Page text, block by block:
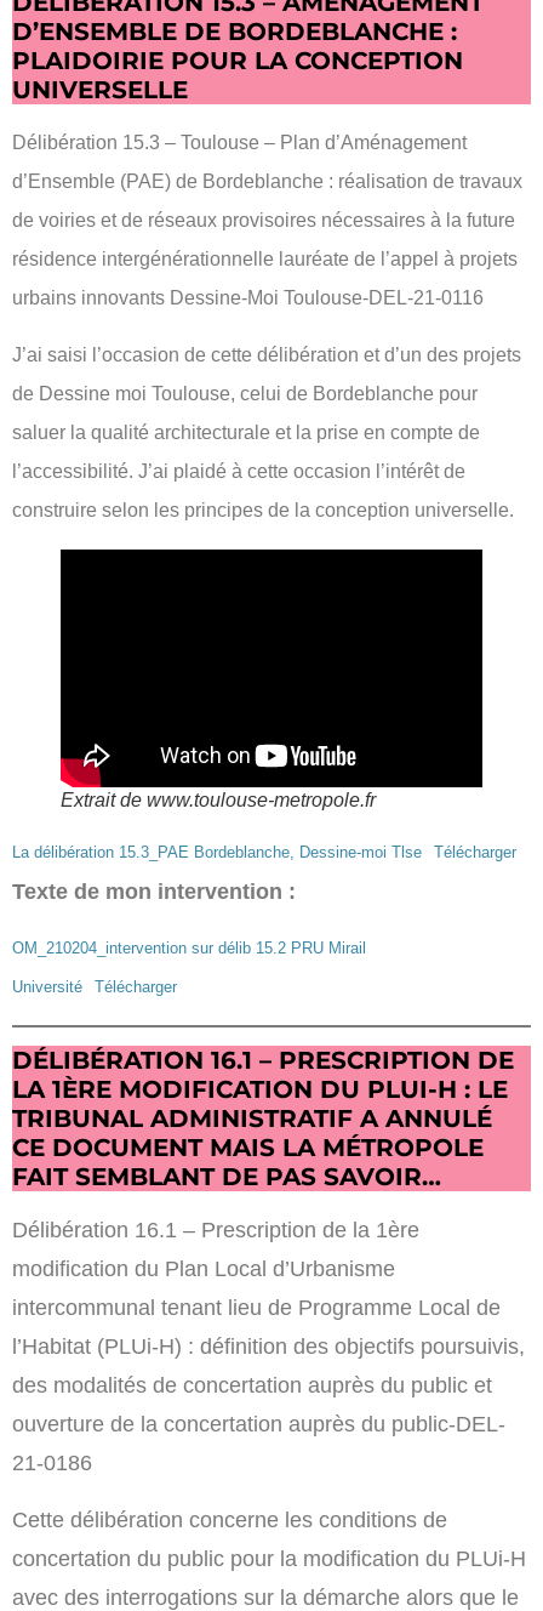
D’ENSEMBLE DE BORDEBLANCHE :
PLAIDOIRIE POUR LA CONCEPTION
UNIVERSELLE
Délibération 15.3 – Toulouse – Plan d’Aménagement
d’Ensemble (PAE) de Bordeblanche : réalisation de travaux
de voiries et de réseaux provisoires nécessaires à la future
résidence intergénérationnelle lauréate de l’appel à projets
urbains innovants Dessine-Moi Toulouse-DEL-21-0116
J’ai saisi l’occasion de cette délibération et d’un des projets
de Dessine moi Toulouse, celui de Bordeblanche pour
saluer la qualité architecturale et la prise en compte de
l’accessibilité. J’ai plaidé à cette occasion l’intérêt de
construire selon les principes de la conception universelle.
Extrait de www.toulouse-metropole.fr
La délibération 15.3_PAE Bordeblanche, Dessine-moi Tlse Télécharger
Texte de mon intervention :
OM_210204_intervention sur délib 15.2 PRU Mirail
Université Télécharger
DÉLIBÉRATION 16.1 – PRESCRIPTION DE
LA 1ÈRE MODIFICATION DU PLUI-H : LE
TRIBUNAL ADMINISTRATIF A ANNULÉ
CE DOCUMENT MAIS LA MÉTROPOLE
FAIT SEMBLANT DE PAS SAVOIR…
Délibération 16.1 – Prescription de la 1ère
modification du Plan Local d’Urbanisme
intercommunal tenant lieu de Programme Local de
l’Habitat (PLUi-H) : définition des objectifs poursuivis,
des modalités de concertation auprès du public et
ouverture de la concertation auprès du public-DEL-
21-0186
Cette délibération concerne les conditions de
concertation du public pour la modification du PLUi-H
avec des interrogations sur la démarche alors que le